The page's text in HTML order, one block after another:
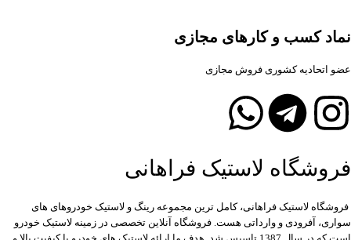
نماد کسب و کارهای مجازی
عضو اتحادیه کشوری فروش مجازی
فروشگاه لاستیک فراهانی
فروشگاه لاستیک فراهانی، کامل ترین مجموعه رینگ و لاستیک خودروهای های
سواری، آفرودی و وارداتی هست. فروشگاه آنلاین تخصصی در زمینه لاستیک خودرو